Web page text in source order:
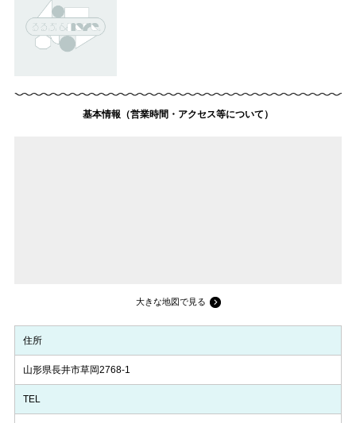
基本情報（営業時間・アクセス等について）
大きな地図で見る
住所
山形県長井市草岡2768-1
TEL